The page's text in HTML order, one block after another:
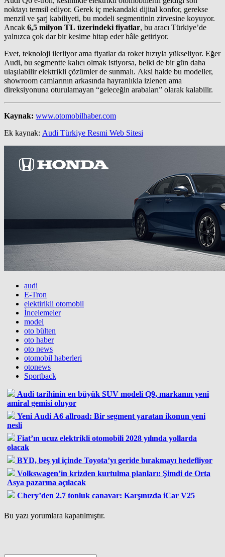
noktayı temsil ediyor. Gerek iç mekandaki dijital konfor, gerekse
menzil ve şarj kabiliyeti, bu modeli segmentinin zirvesine koyuyor.
Ancak 6,5 milyon TL üzerindeki fiyatlar, bu aracı Türkiye’de
yalnızca çok dar bir kesime hitap eder hâle getiriyor.
Evet, teknoloji ilerliyor ama fiyatlar da roket hızıyla yükseliyor. Eğer
Audi, bu segmentte kalıcı olmak istiyorsa, belki de bir gün daha
ulaşılabilir elektrikli çözümler de sunmalı. Aksi halde bu modeller,
showroom camlarının arkasında hayranlıkla izlenen ama
direksiyonuna oturulamayan “geleceğin arabaları” olarak kalabilir.
Kaynak: www.otomobilhaber.com
Ek kaynak: Audi Türkiye Resmi Web Sitesi
audi
E-Tron
elektirikli otomobil
İncelemeler
model
oto bülten
oto haber
oto news
otomobil haberleri
otonews
Sportback
Audi tarihinin en büyük SUV modeli Q9, markanın yeni
amiral gemisi oluyor
Yeni Audi A6 allroad: Bir segment yaratan ikonun yeni
nesli
Fiat’ın ucuz elektrikli otomobili 2028 yılında yollarda
olacak
BYD, beş yıl içinde Toyota’yı geride bırakmayı hedefliyor
Volkswagen’in krizden kurtulma planları: Şimdi de Orta
Asya pazarına açılacak
Chery’den 2.7 tonluk canavar: Karşınızda iCar V25
Bu yazı yorumlara kapatılmıştır.